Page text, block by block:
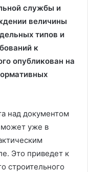
службы и
величины
типов и
к
опубликован на
над документом
может уже в
Это приведет к
строительного